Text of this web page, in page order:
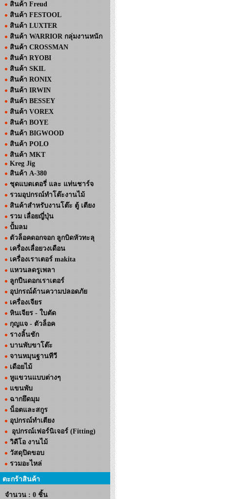
สินค้า Freud
สินค้า FESTOOL
สินค้า LUXTER
สินค้า WARRIOR กลุ่มงานหนัก
สินค้า CROSSMAN
สินค้า RYOBI
สินค้า SKIL
สินค้า RONIX
สินค้า IRWIN
สินค้า BESSEY
สินค้า VOREX
สินค้า BOYE
สินค้า BIGWOOD
สินค้า POLO
สินค้า MKT
Kreg Jig
สินค้า A-380
ชุดแบตเตอรี่ และ แท่นชาร์จ
รวมอุปกรณ์ทำโต๊ะงานไม้
สินค้าสำหรับงานโต๊ะ ตู้ เตียง
รวม เลื่อยญี่ปุ่น
ปั้มลม
ตัวล็อคดอกจอก ลูกบิดหัวทะลุ
เครื่องเลื่อยวงเดือน
เครื่องเราเตอร์ makita
แหวนลดรูเพลา
ลูกปืนดอกเราเตอร์
อุปกรณ์ด้านความปลอดภัย
เครื่องเจียร
หินเจียร - ใบตัด
กุญแจ - ตัวล็อค
รางลิ้นชัก
บานพับขาโต๊ะ
จานหมุนฐานทีวี
เดือยไม้
หูแขวนแบบต่างๆ
แขนพับ
ฉากยึดมุม
น็อตและสกูร
อุปกรณ์ทำเตียง
อุปกรณ์เฟอร์นิเจอร์ (Fitting)
วิดีโอ งานไม้
วัสดุปิดขอบ
รวมอะไหล่
ตะกร้าสินค้า
จำนวน : 0 ชิ้น